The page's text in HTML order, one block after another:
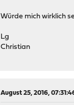
Würde mich wirklich
Lg
Christian
August 25, 2016,